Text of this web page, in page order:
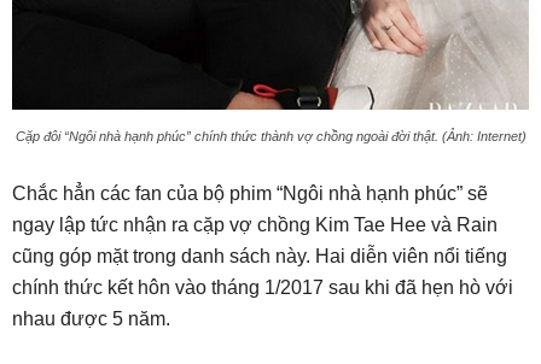
Cặp đôi “Ngôi nhà hạnh phúc” chính thức thành vợ chồng ngoài đời thật. (Ảnh: Internet)
Chắc hẳn các fan của bộ phim “Ngôi nhà hạnh phúc” sẽ
ngay lập tức nhận ra cặp vợ chồng Kim Tae Hee và Rain
cũng góp mặt trong danh sách này. Hai diễn viên nổi tiếng
chính thức kết hôn vào tháng 1/2017 sau khi đã hẹn hò với
nhau được 5 năm.